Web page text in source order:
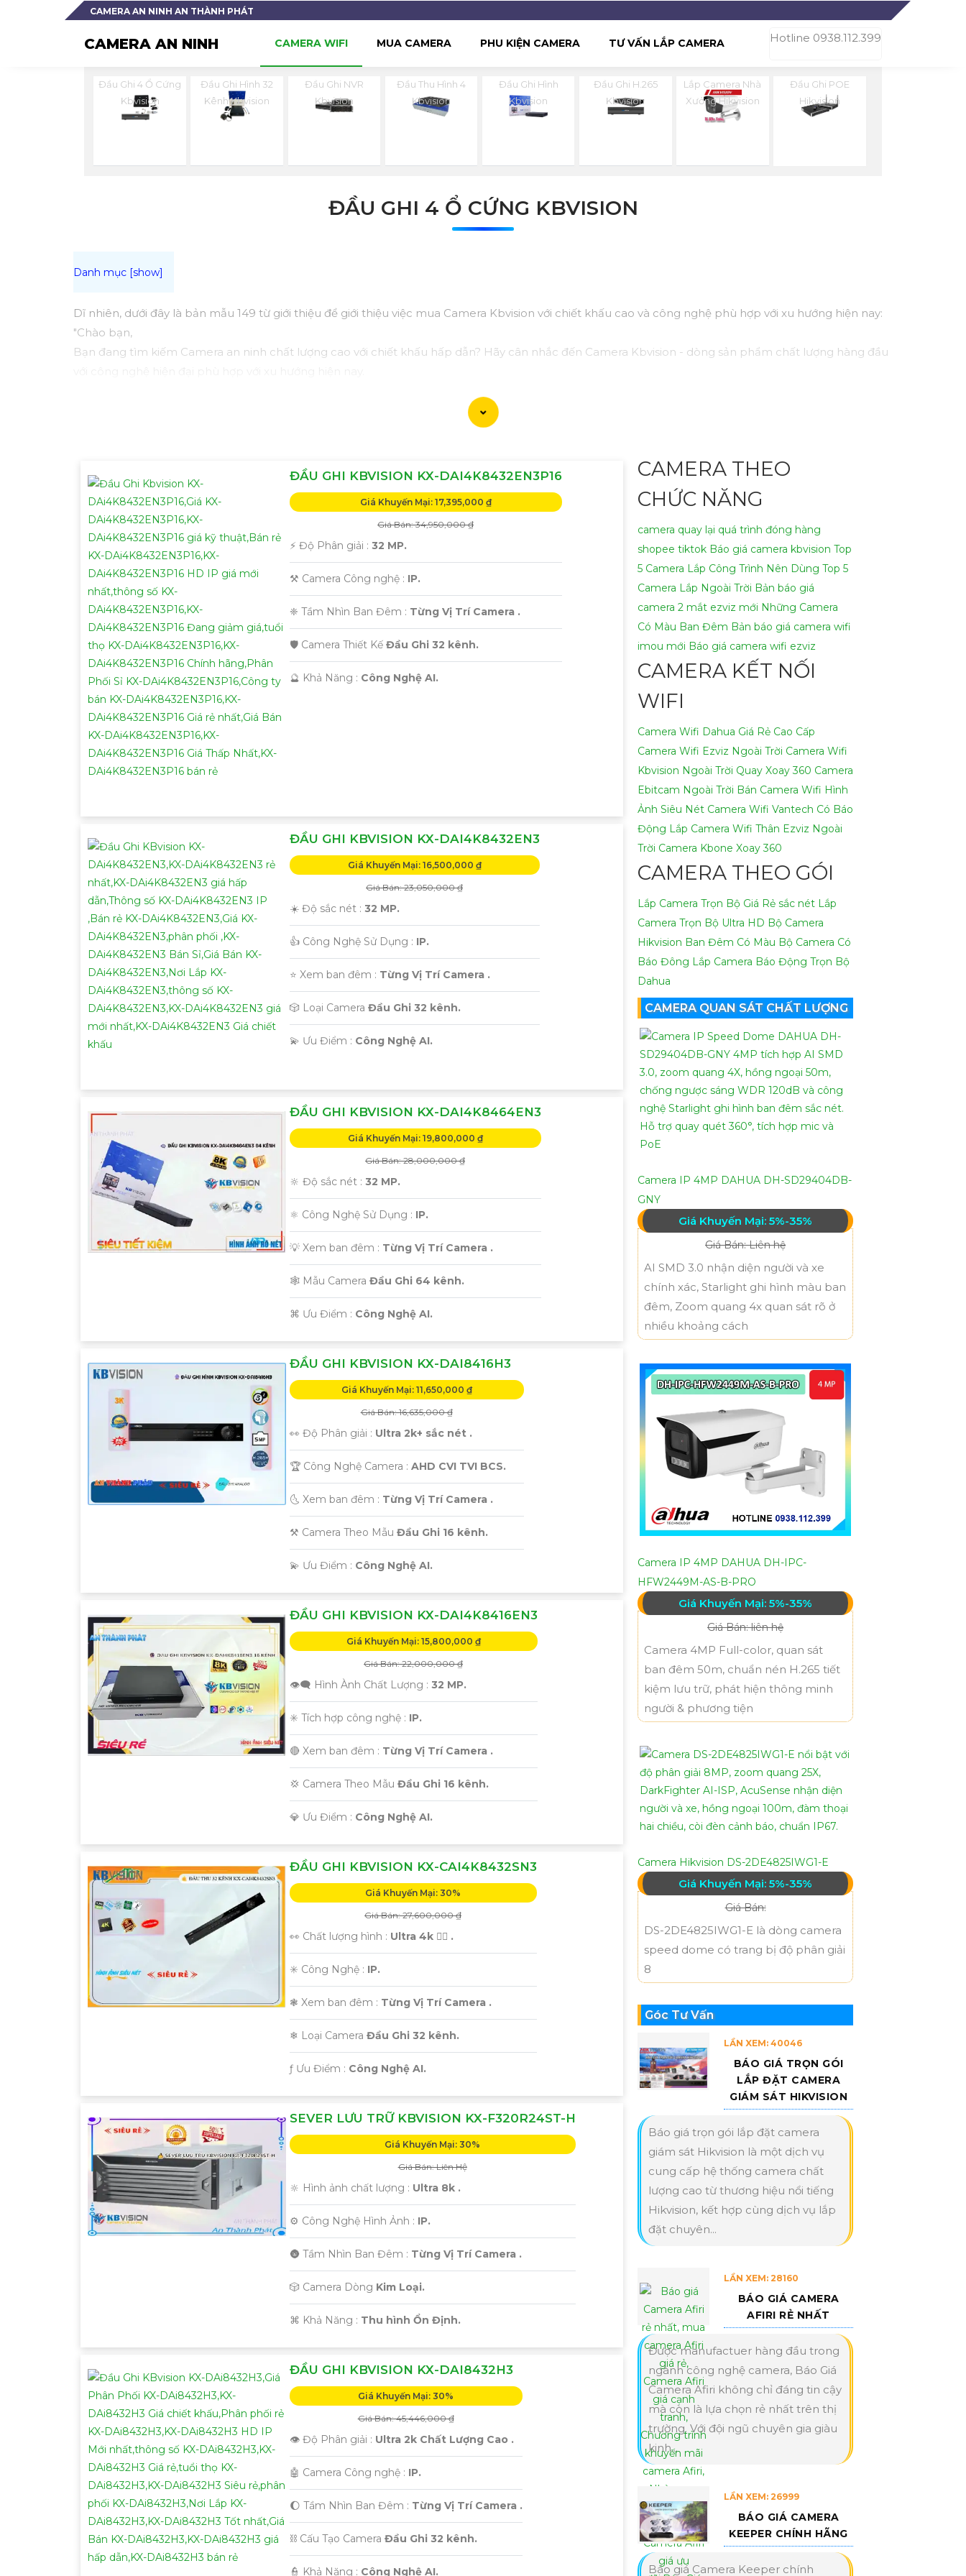
CAMERA AN NINH AN THÀNH PHÁT
CAMERA AN NINH Hotline 0938.112.399
CAMERA WIFI MUA CAMERA PHU KIỆN CAMERA TƯ VẤN LẮP CAMERA
Đầu Ghi 4 Ổ Cứng
Kbvision
Đầu Ghi Hình 32
Kênh Kbvision
Đầu Ghi NVR
Kbvision
Đầu Thu Hình 4
Kbvision
Đầu Ghi Hình
Kbvision
Đầu Ghi H.265
Kbvision
Lắp Camera Nhà
Xưởng Hikvision
Đầu Ghi POE
Hikvision
ĐẦU GHI 4 Ổ CỨNG KBVISION
Dĩ nhiên, dưới đây là bản mẫu 149 từ giới thiệu để giới thiệu việc mua Camera Kbvision với chiết khấu cao và công nghệ phù hợp với xu hướng hiện nay:
"Chào bạn,
Bạn đang tìm kiếm Camera an ninh chất lượng cao với chiết khấu hấp dẫn? Hãy cân nhắc đến Camera Kbvision - dòng sản phẩm chất lượng hàng đầu
Đặt mua ngay hôm nay để hưởng chiết khấu cao và bảo vệ ngôi nhà, cửa hàng hoặc văn phòng của bạn một cách hiệu quả.
Hy vọng bạn sẽ hài lòng với bản mẫu này. Nếu bạn cần thêm sự điều chỉnh hoặc hỗ trợ khác, đừng ngần ngại để viết lại Cung cấp cho công trình.
ĐẦU GHI KBVISION KX-DAI4K8432EN3P16
Giá Khuyến Mại: 17,395,000 ₫
Giá Bán: 34,950,000 ₫
️⚡ Độ Phân giải : 32 MP.
⚒ Camera Công nghệ : IP.
❈ Tầm Nhìn Ban Đêm : Từng Vị Trí Camera .
🛡 Camera Thiết Kế Đầu Ghi 32 kênh.
️🔮 Khả Năng : Công Nghệ AI.
ĐẦU GHI KBVISION KX-DAI4K8432EN3
Giá Khuyến Mại: 16,500,000 ₫
Giá Bán: 23,050,000 ₫
☀️ Độ sắc nét : 32 MP.
👍 Công Nghệ Sử Dụng : IP.
⭐ Xem ban đêm : Từng Vị Trí Camera .
🎲 Loại Camera Đầu Ghi 32 kênh.
️💫 Ưu Điểm : Công Nghệ AI.
ĐẦU GHI KBVISION KX-DAI4K8464EN3
Giá Khuyến Mại: 19,800,000 ₫
Giá Bán: 28,000,000 ₫
🔆 Độ sắc nét : 32 MP.
⚛️ Công Nghệ Sử Dụng : IP.
💡 Xem ban đêm : Từng Vị Trí Camera .
🕸️ Mẫu Camera Đầu Ghi 64 kênh.
️⌘ Ưu Điểm : Công Nghệ AI.
ĐẦU GHI KBVISION KX-DAI8416H3
Giá Khuyến Mại: 11,650,000 ₫
Giá Bán: 16,635,000 ₫
️
👀 Độ Phân giải : Ultra 2k+ sắc nét .
🏆 Công Nghệ Camera : AHD CVI TVI BCS.
🌜 Xem ban đêm : Từng Vị Trí Camera .
⚒ Camera Theo Mẫu Đầu Ghi 16 kênh.
️💫 Ưu Điểm : Công Nghệ AI.
ĐẦU GHI KBVISION KX-DAI4K8416EN3
Giá Khuyến Mại: 15,800,000 ₫
Giá Bán: 22,000,000 ₫
👁️‍🗨 Hình Ành Chất Lượng : 32 MP.
✳️ Tích hợp công nghệ : IP.
🔴 Xem ban đêm : Từng Vị Trí Camera .
💢 Camera Theo Mẫu Đầu Ghi 16 kênh.
️💎 Ưu Điểm : Công Nghệ AI.
ĐẦU GHI KBVISION KX-CAI4K8432SN3
Giá Khuyến Mại: 30%
Giá Bán: 27,600,000 ₫
️
👀 Chất lượng hình : Ultra 4k 👍🏾 .
✳️ Công Nghệ : IP.
❃ Xem ban đêm : Từng Vị Trí Camera .
❄ Loại Camera Đầu Ghi 32 kênh.
️ƒ Ưu Điểm : Công Nghệ AI.
SEVER LƯU TRỮ KBVISION KX-F320R24ST-H
Giá Khuyến Mại: 30%
Giá Bán: Liên Hệ
🔆 Hình ảnh chất lượng : Ultra 8k .
⚙ Công Nghệ Hình Ảnh : IP.
🌚 Tầm Nhìn Ban Đêm : Từng Vị Trí Camera .
🎲 Camera Dòng Kim Loại.
️⌘ Khả Năng : Thu hình Ổn Định.
ĐẦU GHI KBVISION KX-DAI8432H3
Giá Khuyến Mại: 30%
Giá Bán: 45,446,000 ₫
👁 Độ Phân giải : Ultra 2k Chất Lượng Cao .
🤖️ Camera Công nghệ : IP.
🌔 Tầm Nhìn Ban Đêm : Từng Vị Trí Camera .
⛓ Cấu Tạo Camera Đầu Ghi 32 kênh.
️👮 Khả Năng : Công Nghệ AI.
CAMERA THEO
CHỨC NĂNG
camera quay lại quá trình đóng hàng
shopee tiktok Báo giá camera kbvision Top
5 Camera Lắp Công Trình Nên Dùng Top 5
Camera Lắp Ngoài Trời Bản báo giá
camera 2 mắt ezviz mới Những Camera
Có Màu Ban Đêm Bản báo giá camera wifi
imou mới Báo giá camera wifi ezviz
CAMERA KẾT NỐI
WIFI
Camera Wifi Dahua Giá Rẻ Cao Cấp
Camera Wifi Ezviz Ngoài Trời Camera Wifi
Kbvision Ngoài Trời Quay Xoay 360 Camera
Ebitcam Ngoài Trời Bán Camera Wifi Hình
Ảnh Siêu Nét Camera Wifi Vantech Có Báo
Động Lắp Camera Wifi Thân Ezviz Ngoài
Trời Camera Kbone Xoay 360
CAMERA THEO GÓI
Lắp Camera Trọn Bộ Giá Rẻ sắc nét Lắp
Camera Trọn Bộ Ultra HD Bộ Camera
Hikvision Ban Đêm Có Màu Bộ Camera Có
Báo Đông Lắp Camera Báo Động Trọn Bộ
Dahua
CAMERA QUAN SÁT CHẤT LƯỢNG
Camera IP 4MP DAHUA DH-SD29404DB-
GNY
Giá Khuyến Mại: 5%-35%
Giá Bán: Liên hệ
AI SMD 3.0 nhận diện người và xe
chính xác, Starlight ghi hình màu ban
đêm, Zoom quang 4x quan sát rõ ở
nhiều khoảng cách
Camera IP 4MP DAHUA DH-IPC-
HFW2449M-AS-B-PRO
Giá Khuyến Mại: 5%-35%
Giá Bán: liên hệ
Camera 4MP Full-color, quan sát
ban đêm 50m, chuẩn nén H.265 tiết
kiệm lưu trữ, phát hiện thông minh
người & phương tiện
Camera Hikvision DS-2DE4825IWG1-E
Giá Khuyến Mại: 5%-35%
Giá Bán:
DS-2DE4825IWG1-E là dòng camera
speed dome có trang bị độ phân giải
8
Góc Tư Vấn
LẦN XEM: 40046
BÁO GIÁ TRỌN GÓI
LẮP ĐẶT CAMERA
GIÁM SÁT HIKVISION
Báo giá trọn gói lắp đặt camera
giám sát Hikvision là một dịch vụ
cung cấp hệ thống camera chất
lượng cao từ thương hiệu nổi tiếng
Hikvision, kết hợp cùng dịch vụ lắp
đặt chuyên...
LẦN XEM: 28160
BÁO GIÁ CAMERA
AFIRI RẺ NHẤT
Được manufactuer hàng đầu trong
ngành công nghệ camera, Báo Giá
Camera Afiri không chỉ đáng tin cậy
mà còn là lựa chọn rẻ nhất trên thị
trường. Với đội ngũ chuyên gia giàu
kinh...
LẦN XEM: 26999
BÁO GIÁ CAMERA
KEEPER CHÍNH HÃNG
Báo giá Camera Keeper chính